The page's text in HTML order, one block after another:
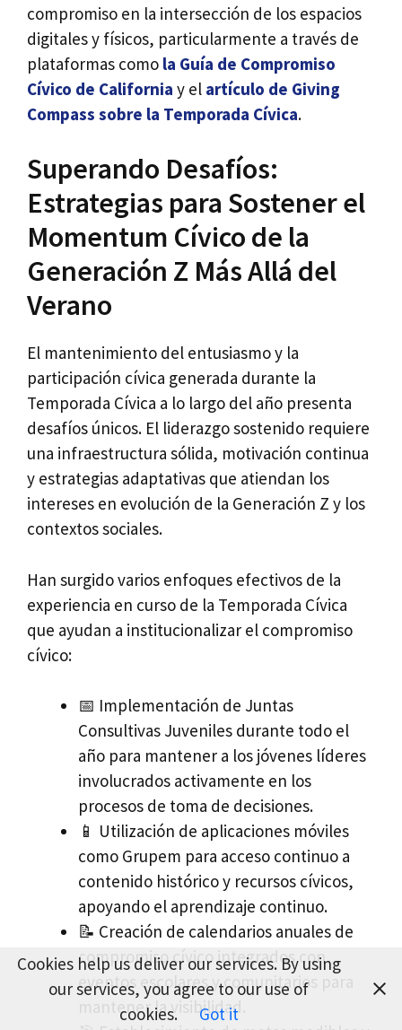
compromiso en la intersección de los espacios
digitales y físicos, particularmente a través de
plataformas como la Guía de Compromiso
Cívico de California y el artículo de Giving
Compass sobre la Temporada Cívica.
Superando Desafíos:
Estrategias para Sostener el
Momentum Cívico de la
Generación Z Más Allá del
Verano
El mantenimiento del entusiasmo y la
participación cívica generada durante la
Temporada Cívica a lo largo del año presenta
desafíos únicos. El liderazgo sostenido requiere
una infraestructura sólida, motivación continua
y estrategias adaptativas que atiendan los
intereses en evolución de la Generación Z y los
contextos sociales.
Han surgido varios enfoques efectivos de la
experiencia en curso de la Temporada Cívica
que ayudan a institucionalizar el compromiso
cívico:
📅 Implementación de Juntas
Consultivas Juveniles durante todo el
año para mantener a los jóvenes líderes
involucrados activamente en los
procesos de toma de decisiones.
📱 Utilización de aplicaciones móviles
como Grupem para acceso continuo a
contenido histórico y recursos cívicos,
apoyando el aprendizaje continuo.
📝 Creación de calendarios anuales de
compromiso cívico integrados con
eventos escolares y comunitarios para
mantener la visibilidad.
Cookies help us deliver our services. By using
our services, you agree to our use of
cookies.
Got it